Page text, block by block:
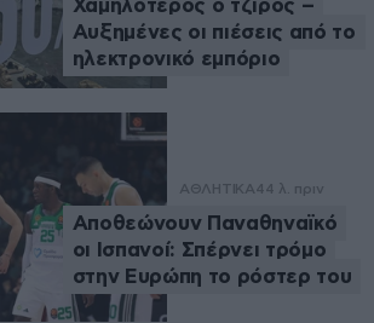
Χαμηλότερος ο τζίρος –
Αυξημένες οι πιέσεις από το
ηλεκτρονικό εμπόριο
ΑΘΛΗΤΙΚΑ44 λ. πριν
Αποθεώνουν Παναθηναϊκό
οι Ισπανοί: Σπέρνει τρόμο
στην Ευρώπη το ρόστερ του